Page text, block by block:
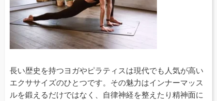
長い歴史を持つヨガやピラティスは現代でも人気が高い
エクササイズのひとつです。その魅力はインナーマッス
ルを鍛えるだけではなく、自律神経を整えたり精神面に